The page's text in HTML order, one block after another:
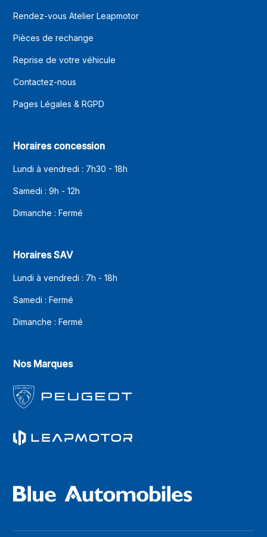
Rendez-vous Atelier Leapmotor
Pièces de rechange
Reprise de votre véhicule
Contactez-nous
Pages Légales & RGPD
Horaires concession
Lundi à vendredi : 7h30 - 18h
Samedi : 9h - 12h
Dimanche : Fermé
Horaires SAV
Lundi à vendredi : 7h - 18h
Samedi : Fermé
Dimanche : Fermé
Nos Marques